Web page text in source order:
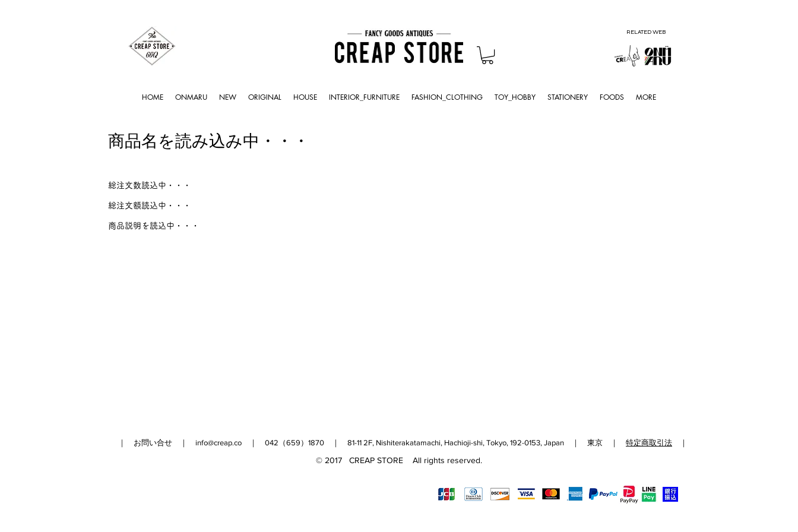
RELATED WEB
HOME ONMARU NEW ORIGINAL HOUSE INTERIOR_FURNITURE FASHION_CLOTHING TOY_HOBBY STATIONERY FOODS MORE
商品名を読み込み中・・・
総注文数読込中・・・
総注文額読込中・・・
商品説明を読込中・・・
｜ お問い合せ ｜ info@creap.co ｜ 042（659）1870 ｜ 81-11 2F, Nishiterakatamachi, Hachioji-shi, Tokyo, 192-0153, Japan ｜ 東京 ｜ 特定商取引法 ｜
© 2017 CREAP STORE All rights reserved.